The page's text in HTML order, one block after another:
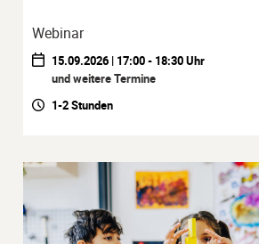
Webinar
15.09.2026 | 17:00 - 18:30 Uhr
und weitere Termine
1-2 Stunden